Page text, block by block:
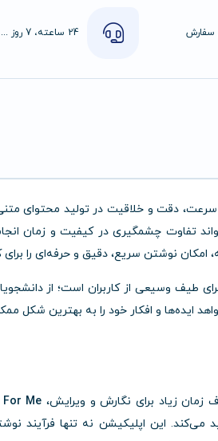
سفارش 24 ساعته، 7 روز هفته
دقت و خلاقیت در تولید محتوای
تفاوت چشمگیری در کیفیت و زمان
نوشتن سریع، دقیق و حرفه‌ای را برای
طیف وسیعی از کاربران است؛ از
ایده‌ها و افکار خود را به بهترین شکل
زمان زیاد برای نگارش و ویرایش، Me
می‌کند. این اپلیکیشن نه تنها فرآیند